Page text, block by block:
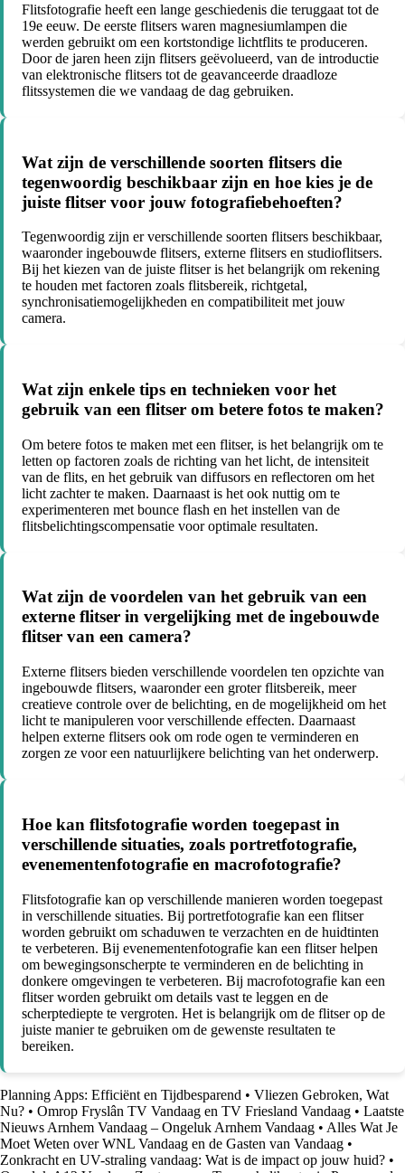
Flitsfotografie heeft een lange geschiedenis die teruggaat tot de
19e eeuw. De eerste flitsers waren magnesiumlampen die
werden gebruikt om een kortstondige lichtflits te produceren.
Door de jaren heen zijn flitsers geëvolueerd, van de introductie
van elektronische flitsers tot de geavanceerde draadloze
flitssystemen die we vandaag de dag gebruiken.
Wat zijn de verschillende soorten flitsers die
tegenwoordig beschikbaar zijn en hoe kies je de
juiste flitser voor jouw fotografiebehoeften?
Tegenwoordig zijn er verschillende soorten flitsers beschikbaar,
waaronder ingebouwde flitsers, externe flitsers en studioflitsers.
Bij het kiezen van de juiste flitser is het belangrijk om rekening
te houden met factoren zoals flitsbereik, richtgetal,
synchronisatiemogelijkheden en compatibiliteit met jouw
camera.
Wat zijn enkele tips en technieken voor het
gebruik van een flitser om betere fotos te maken?
Om betere fotos te maken met een flitser, is het belangrijk om te
letten op factoren zoals de richting van het licht, de intensiteit
van de flits, en het gebruik van diffusors en reflectoren om het
licht zachter te maken. Daarnaast is het ook nuttig om te
experimenteren met bounce flash en het instellen van de
flitsbelichtingscompensatie voor optimale resultaten.
Wat zijn de voordelen van het gebruik van een
externe flitser in vergelijking met de ingebouwde
flitser van een camera?
Externe flitsers bieden verschillende voordelen ten opzichte van
ingebouwde flitsers, waaronder een groter flitsbereik, meer
creatieve controle over de belichting, en de mogelijkheid om het
licht te manipuleren voor verschillende effecten. Daarnaast
helpen externe flitsers ook om rode ogen te verminderen en
zorgen ze voor een natuurlijkere belichting van het onderwerp.
Hoe kan flitsfotografie worden toegepast in
verschillende situaties, zoals portretfotografie,
evenementenfotografie en macrofotografie?
Flitsfotografie kan op verschillende manieren worden toegepast
in verschillende situaties. Bij portretfotografie kan een flitser
worden gebruikt om schaduwen te verzachten en de huidtinten
te verbeteren. Bij evenementenfotografie kan een flitser helpen
om bewegingsonscherpte te verminderen en de belichting in
donkere omgevingen te verbeteren. Bij macrofotografie kan een
flitser worden gebruikt om details vast te leggen en de
scherptediepte te vergroten. Het is belangrijk om de flitser op de
juiste manier te gebruiken om de gewenste resultaten te
bereiken.
Planning Apps: Efficiënt en Tijdbesparend • Vliezen Gebroken, Wat
Nu? • Omrop Fryslân TV Vandaag en TV Friesland Vandaag • Laatste
Nieuws Arnhem Vandaag – Ongeluk Arnhem Vandaag • Alles Wat Je
Moet Weten over WNL Vandaag en de Gasten van Vandaag •
Zonkracht en UV-straling vandaag: Wat is de impact op jouw huid? •